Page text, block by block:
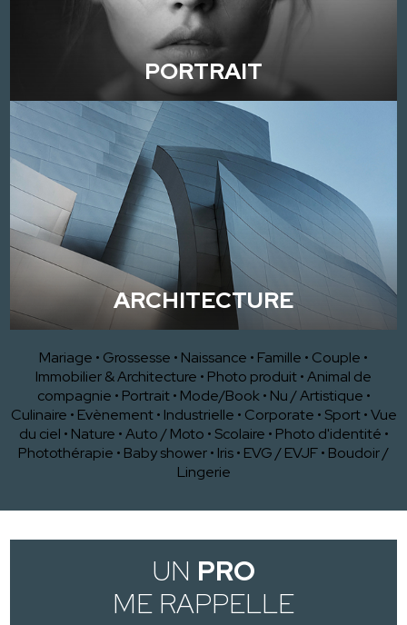
PORTRAIT
ARCHITECTURE
Mariage • Grossesse • Naissance • Famille • Couple •
Immobilier & Architecture • Photo produit•Animal de
compagnie • Portrait • Mode/Book • Nu / Artistique •
Culinaire • Evènement • Industrielle • Corporate • Sport •Vue
du ciel • Nature •Auto / Moto • Scolaire • Photo d'identité •
Photothérapie • Baby shower• Iris• EVG / EVJF• Boudoir /
Lingerie
UN PRO
ME RAPPELLE